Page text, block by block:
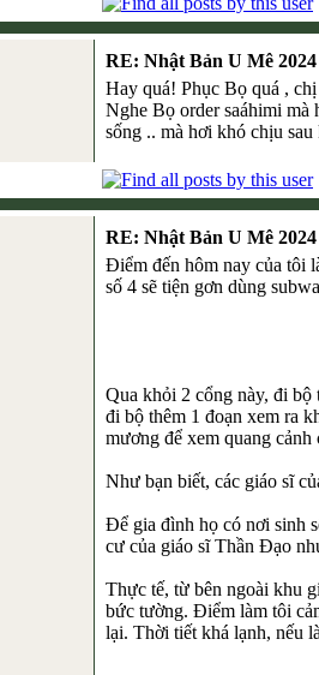
RE: Nhật Bản U Mê 2024
Hay quá! Phục Bọ quá ,
Nghe Bọ order saáhimi
sống .. mà hơi khó chịu sau
RE: Nhật Bản U Mê 2024
Điểm đến hôm nay của tôi
số 4 sẽ tiện gơn dùng
Qua khỏi 2 cổng này, đi
đi bộ thêm 1 đoạn xem ra
mương để xem quang
Như bạn biết, các giáo sĩ
Để gia đình họ có nơi sinh
cư của giáo sĩ Thần Đạo
Thực tế, từ bên ngoài khu
bức tường. Điểm làm tôi
lại. Thời tiết khá lạnh, nếu